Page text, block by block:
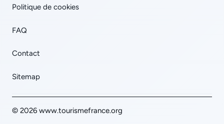
Politique de cookies
FAQ
Contact
Sitemap
© 2026 www.tourismefrance.org